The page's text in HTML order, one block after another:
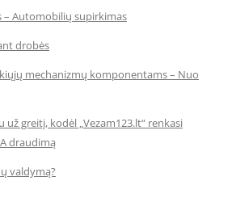
– Automobilių supirkimas
drobės
mechanizmų komponentams – Nuo
už greitį, kodėl „Vezam123.lt“ renkasi
draudimą
valdymą?